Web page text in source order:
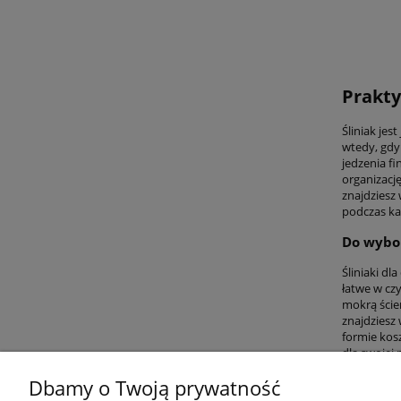
Śliniak
wtedy,
jedzenia
podczas
Do
Śliniaki
łatwe w
mokrą
formie
dla swojej
Dbamy o Twoją prywatność